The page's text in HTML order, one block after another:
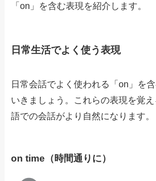
「on」を含む表現を紹介します。
日常生活でよく使う表現
日常会話でよく使われる「on」を
いきましょう。これらの表現を覚
語での会話がより自然になります。
on time（時間通りに）